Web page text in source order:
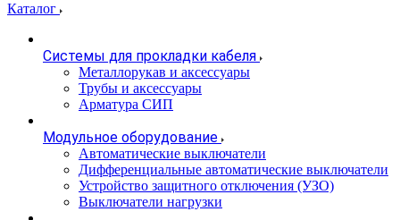
Каталог
Системы для прокладки кабеля
Металлорукав и аксессуары
Трубы и аксессуары
Арматура СИП
Модульное оборудование
Автоматические выключатели
Дифференциальные автоматические выключатели
Устройство защитного отключения (УЗО)
Выключатели нагрузки